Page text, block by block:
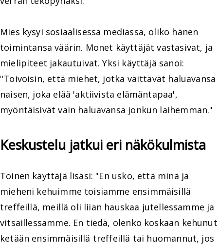
Mies kysyi sosiaalisessa mediassa, oliko hänen
toimintansa väärin. Monet käyttäjät vastasivat, ja
mielipiteet jakautuivat. Yksi käyttäjä sanoi:
"Toivoisin, että miehet, jotka väittävät haluavansa
naisen, joka elää 'aktiivista elämäntapaa',
myöntäisivät vain haluavansa jonkun laihemman."
Keskustelu jatkui eri näkökulmista
Toinen käyttäjä lisäsi: "En usko, että minä ja
mieheni kehuimme toisiamme ensimmäisillä
treffeillä, meillä oli liian hauskaa jutellessamme ja
vitsaillessamme. En tiedä, olenko koskaan kehunut
ketään ensimmäisillä treffeillä tai huomannut, jos